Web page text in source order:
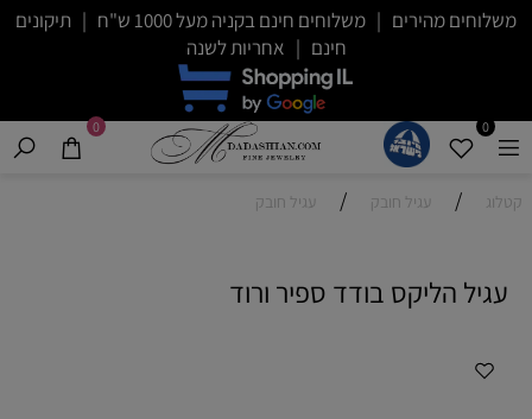
משלוחים מהירים | משלוחים חינם בקניה מעל 1000 ש"ח | תיקונים
חינם | אחריות לשנה
0
0
קטלוג / עגיל חובק / עגיל חובק
עגיל הליקס בודד ספיר ורוד